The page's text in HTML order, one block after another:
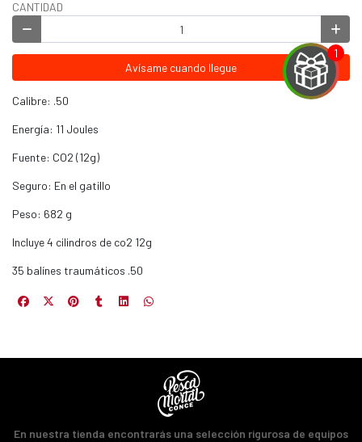
correo y
premios
CANTIDAD
Avísame cuando llegue
Calibre: .50
Energía: 11 Joules
Fuente: CO2 (12g)
Seguro: En el gatillo
Peso: 682 g
Incluye 4 cilindros de co2 12g
35 balínes traumáticos .50
En nuestra tienda encontrarás una selección rigurosa de equipos